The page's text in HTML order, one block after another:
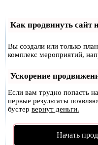
Как продвинуть сайт
Вы создали или только
комплекс мероприятий,
Ускорение
Если вам трудно попасть
первые результаты
бустер вернут деньги.
Начать